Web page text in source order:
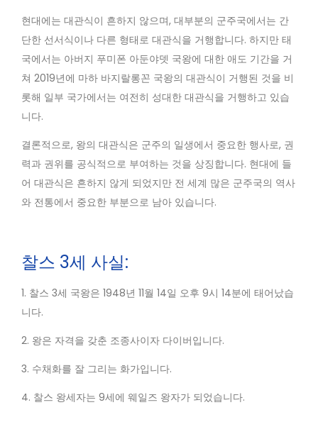
현대에는 대관식이 흔하지 않으며, 대부분의 군주국에서는 간
단한 선서식이나 다른 형태로 대관식을 거행합니다. 하지만 태
국에서는 아버지 푸미폰 아둔야뎃 국왕에 대한 애도 기간을 거
쳐 2019년에 마하 바지랄롱꼰 국왕의 대관식이 거행된 것을 비
롯해 일부 국가에서는 여전히 성대한 대관식을 거행하고 있습
니다.
결론적으로, 왕의 대관식은 군주의 일생에서 중요한 행사로, 권
력과 권위를 공식적으로 부여하는 것을 상징합니다. 현대에 들
어 대관식은 흔하지 않게 되었지만 전 세계 많은 군주국의 역사
와 전통에서 중요한 부분으로 남아 있습니다.
찰스 3세 사실:
1. 찰스 3세 국왕은 1948년 11월 14일 오후 9시 14분에 태어났습
니다.
2. 왕은 자격을 갖춘 조종사이자 다이버입니다.
3. 수채화를 잘 그리는 화가입니다.
4. 찰스 왕세자는 9세에 웨일즈 왕자가 되었습니다.